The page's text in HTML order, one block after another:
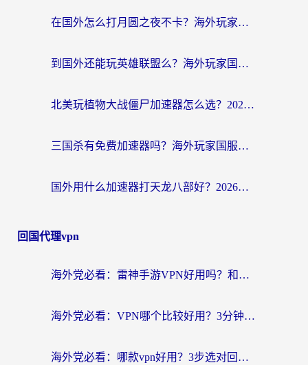
在国外怎么打月圆之夜不卡？海外玩家国服游戏加速终极指南（附巴西英国游戏适配方案）
到国外还能玩英雄联盟么？海外玩家国服游戏畅玩终极指南
北美玩植物大战僵尸加速器怎么选？2026海外党必看的国服游戏加速指南
三国杀有免费加速器吗？海外玩家国服畅玩终极指南（附泰国南非专属解决方案）
国外用什么加速器打天龙八部好？2026海外玩家国服游戏加速全攻略
回国代理vpn
海外党必看：雷神手游VPN好用吗？和天速回国VPN对比哪个回国效果更好？附实用加速器选择指南
海外党必看：VPN哪个比较好用？3分钟找到适合你的回国加速方案
海外党必看：哪款vpn好用？3步选对回国加速器，无缝刷剧玩游戏